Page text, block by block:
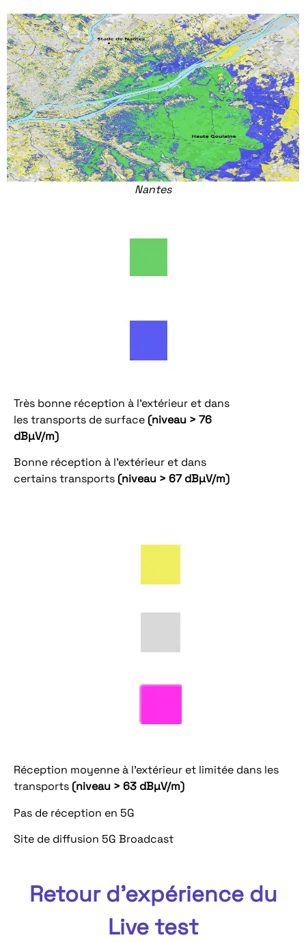
Nantes
Très bonne réception à l’extérieur et dans
les transports de surface (niveau > 76
dBµV/m)
Bonne réception à l’extérieur et dans
certains transports (niveau > 67 dBµV/m)
Réception moyenne à l’extérieur et limitée dans les
transports (niveau > 63 dBµV/m)
Pas de réception en 5G
Site de diffusion 5G Broadcast
Retour d'expérience du
Live test